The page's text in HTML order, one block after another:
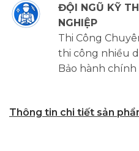
ĐỘI NGŨ KỸ
NGHIỆP
Thi Công
thi công nhiều
Bảo hành
Thông tin chi tiết sản